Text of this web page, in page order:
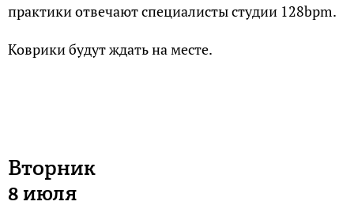
практики отвечают специалисты студии 128bpm.
Коврики будут ждать на месте.
Вторник
8 июля